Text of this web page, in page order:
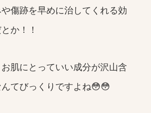
傷跡を早めに治してくれる効
か！！
肌にとっていい成分が沢山含
てびっくりですよね😳😳